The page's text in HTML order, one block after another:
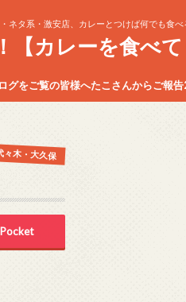
タ系・激安店、カレーとつけば何でも食べ
カレーを食べて
グをご覧の皆様へたこさんからご報
々木・大久保
Pocket